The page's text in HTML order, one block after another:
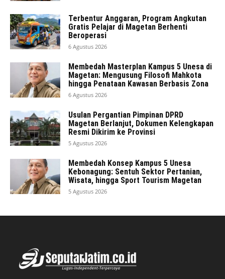
Terbentur Anggaran, Program Angkutan
Gratis Pelajar di Magetan Berhenti
Beroperasi
6 Agustus 2026
Membedah Masterplan Kampus 5 Unesa di
Magetan: Mengusung Filosofi Mahkota
hingga Penataan Kawasan Berbasis Zona
6 Agustus 2026
Usulan Pergantian Pimpinan DPRD
Magetan Berlanjut, Dokumen Kelengkapan
Resmi Dikirim ke Provinsi
5 Agustus 2026
Membedah Konsep Kampus 5 Unesa
Kebonagung: Sentuh Sektor Pertanian,
Wisata, hingga Sport Tourism Magetan
5 Agustus 2026